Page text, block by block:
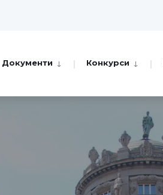
Документи Конкурси